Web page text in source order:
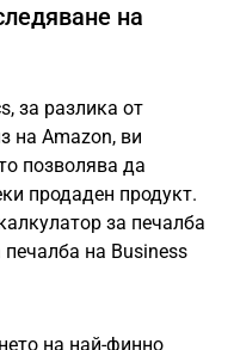
на
за разлика от
на Amazon, ви
позволява да
продаден продукт.
за печалба
на Business
на най-финно